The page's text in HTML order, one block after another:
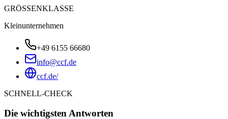
GRÖSSENKLASSE
Kleinunternehmen
+49 6155 66680
info@ccf.de
ccf.de/
SCHNELL-CHECK
Die wichtigsten Antworten